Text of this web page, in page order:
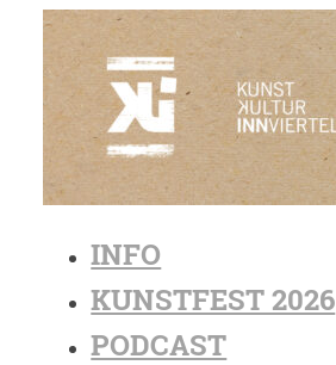
INFO
KUNSTFEST 2026
PODCAST